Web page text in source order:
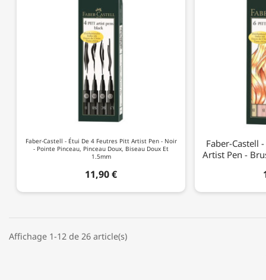
Faber-Castell - Étui De 4 Feutres Pitt Artist Pen - Noir
- Pointe Pinceau, Pinceau Doux, Biseau Doux Et
1.5mm
11,90 €
Faber-Castell
Artist Pen -
Affichage 1-12 de 26 article(s)